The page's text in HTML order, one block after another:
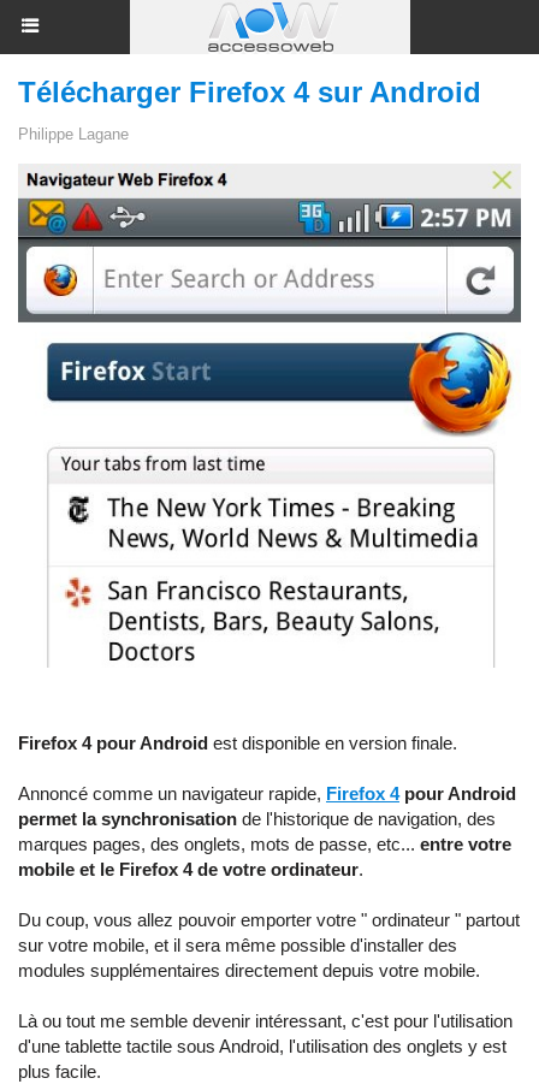
Télécharger Firefox 4 sur Android
Philippe Lagane
Firefox 4 pour Android est disponible en version finale.
Annoncé comme un navigateur rapide, Firefox 4pour Android
permet la synchronisation de l'historique de navigation, des
marques pages, des onglets, mots de passe, etc... entre votre
mobile et le Firefox 4 de votre ordinateur.
Du coup, vous allez pouvoir emporter votre " ordinateur " partout
sur votre mobile, et il sera même possible d'installer des
modules supplémentaires directement depuis votre mobile.
Là ou tout me semble devenir intéressant, c'est pour l'utilisation
d'une tablette tactile sous Android, l'utilisation des onglets y est
plus facile.